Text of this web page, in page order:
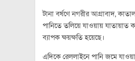
টানা বর্ষণে নগরীর আগ্রাবাদ,
পানিতে তলিয়ে যাওয়ায় যাতায়াত
ব্যাপক ক্ষয়ক্ষতি হয়েছে।
এদিকে রেললাইনে পানি জমে